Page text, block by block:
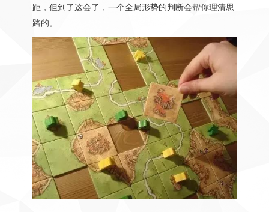
距，但到了这会了，一个全局形势的判断会帮你理清思
路的。